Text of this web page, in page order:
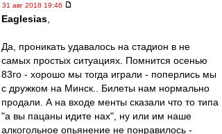
31 авг 2018 19:46
Eaglesias
Да, проникать удавалось на стадион в не
самых простых ситуациях. Помнится осенью
83го - хорошо мы тогда играли - поперлись мы
с дружком на Минск.. Билеты нам нормально
продали. А на входе менты сказали что то типа
"а вы пацаны идите нах", ну или им наше
алкогольное опьянение не понравилось -